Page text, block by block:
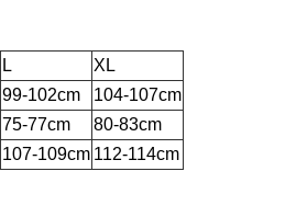
L
XL
99-102cm
104-107cm
75-77cm
80-83cm
107-109cm 112-114cm